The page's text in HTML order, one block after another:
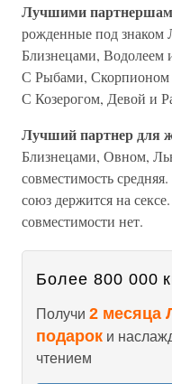
Лучшими
рожденные под знаком
Близнецами, Водолеем
С Рыбами, Скорпионом
С Козерогом, Девой и
Лучший партнер для
Близнецами, Овном,
совместимость
союз держится на
совместимости нет.
Более 800 000
Получи 2 месяца
подарок и
чтением